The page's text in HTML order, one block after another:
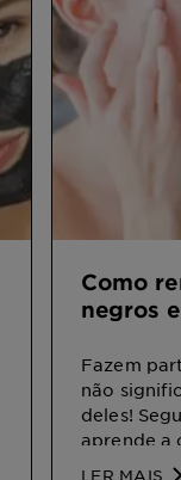
Como
negros
Fazem
não
deles!
aprende a
LER MAIS